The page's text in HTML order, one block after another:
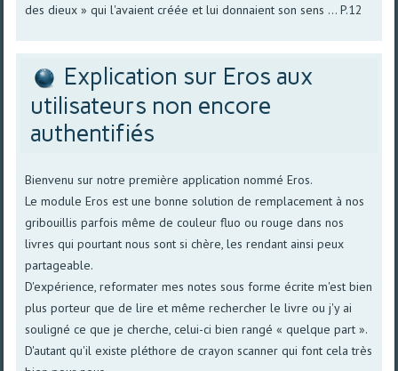
des dieux » qui l'avaient créée et lui donnaient son sens ... P.12
Explication sur Eros aux
utilisateurs non encore
authentifiés
Bienvenu sur notre première application nommé Eros.
Le module Eros est une bonne solution de remplacement à nos
gribouillis parfois même de couleur fluo ou rouge dans nos
livres qui pourtant nous sont si chère, les rendant ainsi peux
partageable.
D'expérience, reformater mes notes sous forme écrite m'est bien
plus porteur que de lire et même rechercher le livre ou j'y ai
souligné ce que je cherche, celui-ci bien rangé « quelque part ».
D'autant qu'il existe pléthore de crayon scanner qui font cela très